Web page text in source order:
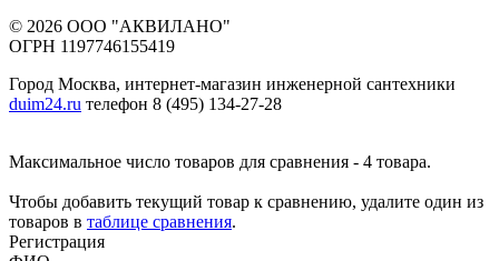
© 2026 ООО "АКВИЛАНО"
ОГРН 1197746155419
Город Москва, интернет-магазин инженерной сантехники
duim24.ru телефон 8 (495) 134-27-28
Максимальное число товаров для сравнения - 4 товара.
Чтобы добавить текущий товар к сравнению, удалите один из
товаров в таблице сравнения.
Регистрация